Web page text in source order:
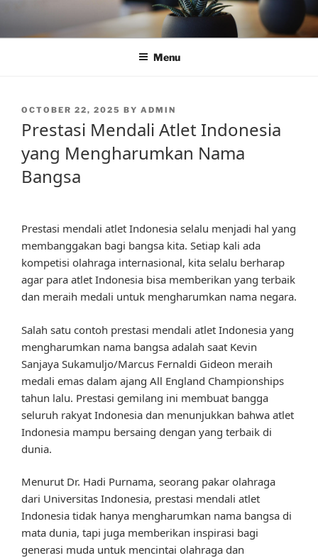
content
Menu
POSTED
OCTOBER 22, 2025 BY ADMIN
Prestasi Mendali Atlet Indonesia
yang Mengharumkan Nama
Bangsa
Prestasi mendali atlet Indonesia selalu menjadi hal yang
membanggakan bagi bangsa kita. Setiap kali ada
kompetisi olahraga internasional, kita selalu berharap
agar para atlet Indonesia bisa memberikan yang terbaik
dan meraih medali untuk mengharumkan nama negara.
Salah satu contoh prestasi mendali atlet Indonesia yang
mengharumkan nama bangsa adalah saat Kevin
Sanjaya Sukamuljo/Marcus Fernaldi Gideon meraih
medali emas dalam ajang All England Championships
tahun lalu. Prestasi gemilang ini membuat bangga
seluruh rakyat Indonesia dan menunjukkan bahwa atlet
Indonesia mampu bersaing dengan yang terbaik di
dunia.
Menurut Dr. Hadi Purnama, seorang pakar olahraga
dari Universitas Indonesia, prestasi mendali atlet
Indonesia tidak hanya mengharumkan nama bangsa di
mata dunia, tapi juga memberikan inspirasi bagi
generasi muda untuk mencintai olahraga dan